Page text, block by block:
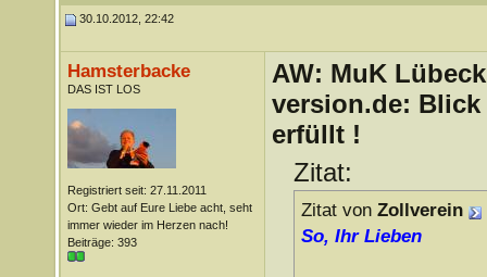
30.10.2012, 22:42
Hamsterbacke
DAS IST LOS
Registriert seit: 27.11.2011
Ort: Gebt auf Eure Liebe acht, seht
immer wieder im Herzen nach!
Beiträge: 393
AW: MuK
version.de: Blick
erfüllt !
Zitat:
Zitat von Zollverein
So, Ihr Lieben